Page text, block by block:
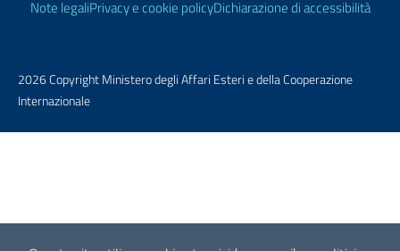
Note legaliPrivacy e cookie policyDichiarazione di accessibilità
2026 Copyright Ministero degli Affari Esteri e della Cooperazione
Internazionale